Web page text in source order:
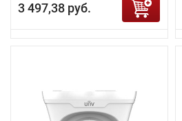
3 497,38 руб.